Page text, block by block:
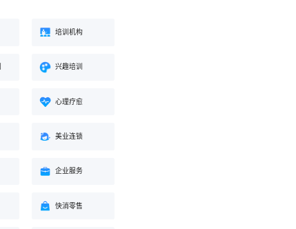
培训机构
兴趣培训
心理疗愈
美业连锁
企业服务
快消零售